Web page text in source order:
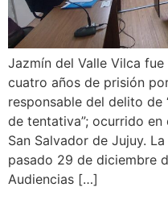
Jazmín del Valle Vilca
cuatro años de prisión
responsable del delito de
de tentativa”; ocurrido
San Salvador de Jujuy.
pasado 29 de diciembre
Audiencias […]